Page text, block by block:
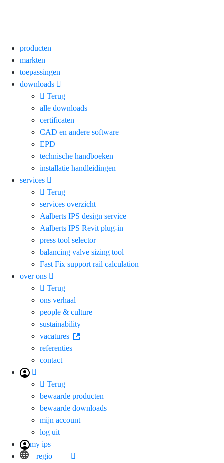
producten
markten
toepassingen
downloads
Terug
alle downloads
certificaten
CAD en andere software
EPD
technische handboeken
installatie handleidingen
services
Terug
services overzicht
Aalberts IPS design service
Aalberts IPS Revit plug-in
press tool selector
balancing valve sizing tool
Fast Fix support rail calculation
over ons
Terug
ons verhaal
people & culture
sustainability
vacatures
referenties
contact
Terug
bewaarde producten
bewaarde downloads
mijn account
log uit
my ips
regio